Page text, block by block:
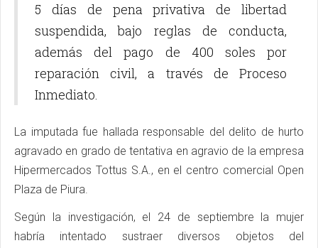
5 días de pena privativa de libertad
suspendida, bajo reglas de conducta,
además del pago de 400 soles por
reparación civil, a través de Proceso
Inmediato.
La imputada fue hallada responsable del delito de hurto
agravado en grado de tentativa en agravio de la empresa
Hipermercados Tottus S.A., en el centro comercial Open
Plaza de Piura.
Según la investigación, el 24 de septiembre la mujer
habría intentado sustraer diversos objetos del